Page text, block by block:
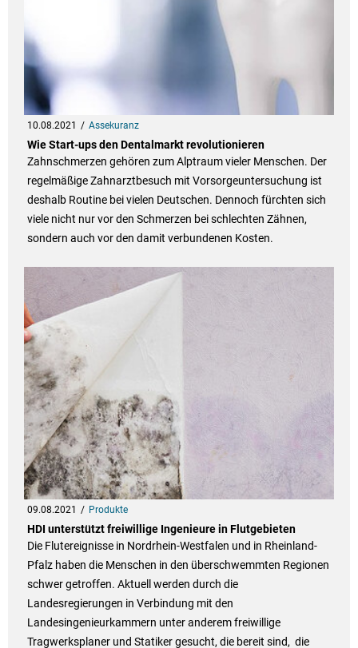
10.08.2021 Assekuranz
Wie Start-ups den Dentalmarkt revolutionieren
Zahnschmerzen gehören zum Alptraum vieler Menschen. Der
regelmäßige Zahnarztbesuch mit Vorsorgeuntersuchung ist
deshalb Routine bei vielen Deutschen. Dennoch fürchten sich
viele nicht nur vor den Schmerzen bei schlechten Zähnen,
sondern auch vor den damit verbundenen Kosten.
09.08.2021 Produkte
HDI unterstützt freiwillige Ingenieure in Flutgebieten
Die Flutereignisse in Nordrhein-Westfalen und in Rheinland-
Pfalz haben die Menschen in den überschwemmten Regionen
schwer getroffen. Aktuell werden durch die
Landesregierungen in Verbindung mit den
Landesingenieurkammern unter anderem freiwillige
Tragwerksplaner und Statiker gesucht, die bereit sind, die